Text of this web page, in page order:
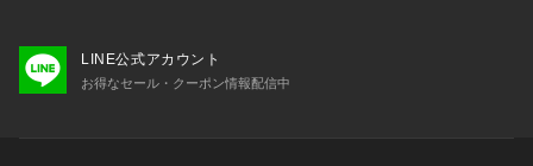
LINE公式アカウント
お得なセール・クーポン情報配信中